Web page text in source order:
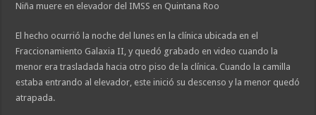
Niña muere en elevador del IMSS en Quintana Roo
El hecho ocurrió la noche del lunes en la clínica ubicada en el
Fraccionamiento Galaxia II, y quedó grabado en video cuando la
menor era trasladada hacia otro piso de la clínica. Cuando la camilla
estaba entrando al elevador, este inició su descenso y la menor quedó
atrapada.